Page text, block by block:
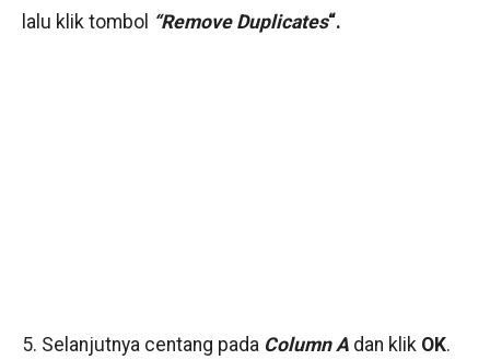
lalu klik tombol “Remove Duplicates“.
5. Selanjutnya centang pada Column A dan klik OK.